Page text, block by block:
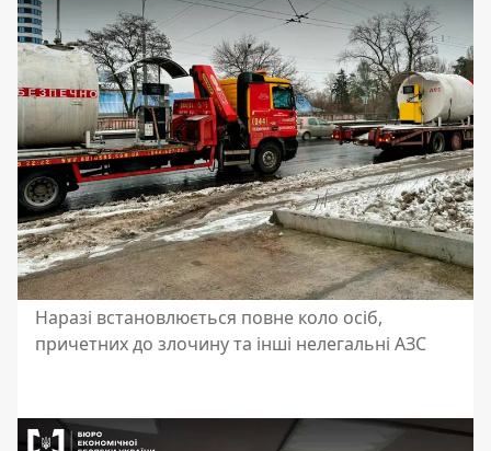
Наразі встановлюється повне коло осіб,
причетних до злочину та інші нелегальні АЗС